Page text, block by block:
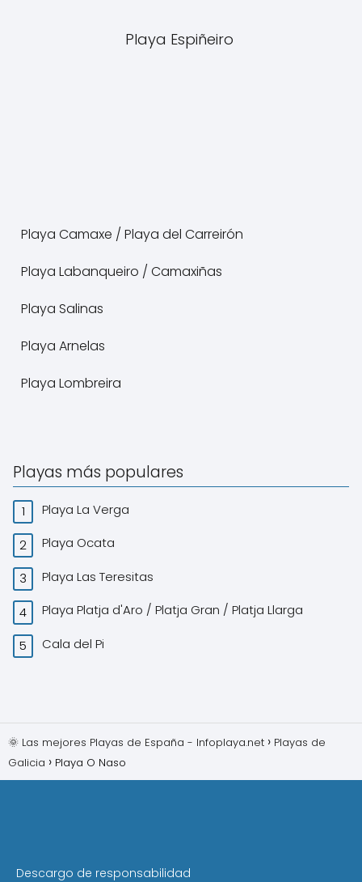
Playa Espiñeiro
Playa Camaxe / Playa del Carreirón
Playa Labanqueiro / Camaxiñas
Playa Salinas
Playa Arnelas
Playa Lombreira
Playas más populares
Playa La Verga
Playa Ocata
Playa Las Teresitas
Playa Platja d'Aro / Platja Gran / Platja Llarga
Cala del Pi
🌞 Las mejores Playas de España - Infoplaya.net
Playas de
Galicia
Playa O Naso
Descargo de responsabilidad